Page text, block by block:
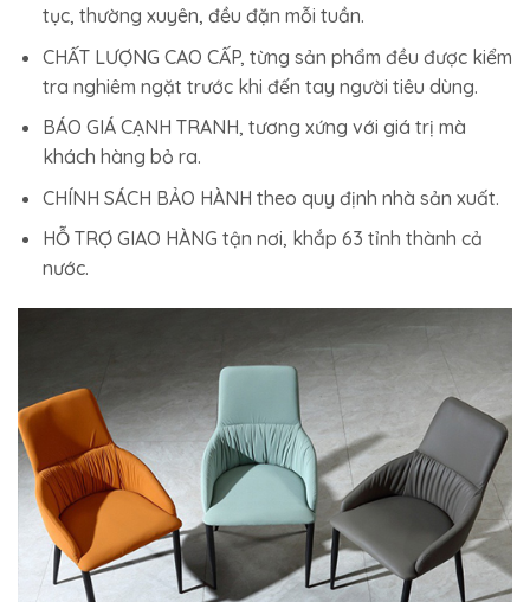
tục, thường xuyên, đều đặn mỗi tuần.
CHẤT LƯỢNG CAO CẤP, từng sản phẩm đều được kiểm
tra nghiêm ngặt trước khi đến tay người tiêu dùng.
BÁO GIÁ CẠNH TRANH, tương xứng với giá trị mà
khách hàng bỏ ra.
CHÍNH SÁCH BẢO HÀNH theo quy định nhà sản xuất.
HỖ TRỢ GIAO HÀNG tận nơi, khắp 63 tỉnh thành cả
nước.